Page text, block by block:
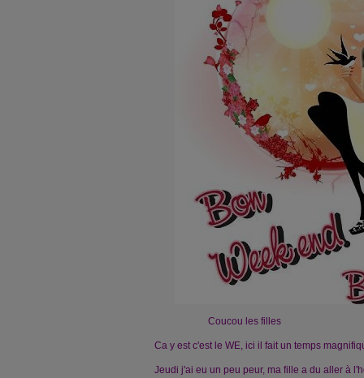
Coucou les filles
Ca y est c'est le WE, ici il fait un temps
Jeudi j'ai eu un peu peur, ma fille a du aller à